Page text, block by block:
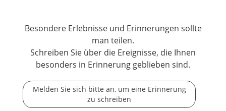
Besondere Erlebnisse und Erinnerungen sollte
man teilen.
Schreiben Sie über die Ereignisse, die Ihnen
besonders in Erinnerung geblieben sind.
Melden Sie sich bitte an, um eine Erinnerung
zu schreiben